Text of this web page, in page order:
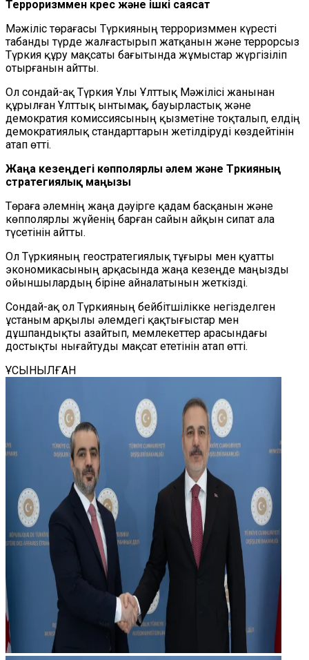
Терроризммен күрес және ішкі саясат
Мәжіліс төрағасы Түркияның терроризммен күресті
табанды түрде жалғастырып жатқанын және террорсыз
Түркия құру мақсаты бағытында жұмыстар жүргізіліп
отырғанын айтты.
Ол сондай-ақ Түркия Ұлы Ұлттық Мәжілісі жанынан
құрылған Ұлттық ынтымақ, бауырластық және
демократия комиссиясының қызметіне тоқталып, елдің
демократиялық стандарттарын жетілдіруді көздейтінін
атап өтті.
Жаңа кезеңдегі көпполярлы әлем және Түркияның
стратегиялық маңызы
Төраға әлемнің жаңа дәуірге қадам басқанын және
көпполярлы жүйенің барған сайын айқын сипат ала
түсетінін айтты.
Ол Түркияның геостратегиялық тұғыры мен қуатты
экономикасының арқасында жаңа кезеңде маңызды
ойыншылардың біріне айналатынын жеткізді.
Сондай-ақ ол Түркияның бейбітшілікке негізделген
ұстаным арқылы әлемдегі қақтығыстар мен
дұшпандықты азайтып, мемлекеттер арасындағы
достықты нығайтуды мақсат ететінін атап өтті.
ҰСЫНЫЛҒАН